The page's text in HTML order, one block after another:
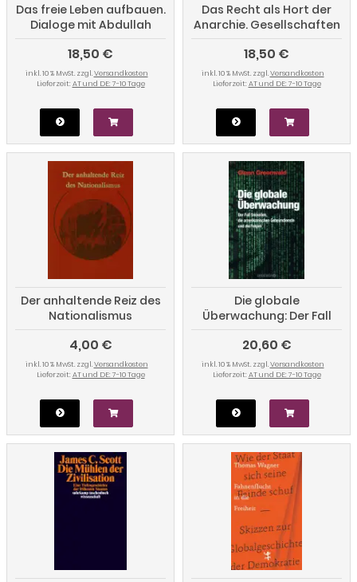
Das freie Leben aufbauen.
Dialoge mit Abdullah
Öcalan
18,50 €
inkl. 10 % MwSt. zzgl.Versandkosten
Lieferzeit: AT und DE: 7-10 Tage
Das Recht als Hort der
Anarchie. Gesellschaften
ohne Herrschaft und
Staat
18,50 €
inkl. 10 % MwSt. zzgl.Versandkosten
Lieferzeit: AT und DE: 7-10 Tage
Der anhaltende Reiz des
Nationalismus
4,00 €
inkl. 10 % MwSt. zzgl.Versandkosten
Lieferzeit: AT und DE: 7-10 Tage
Die globale
Überwachung: Der Fall
Snowden, die
amerikanischen
Geheimdienste und die
Folgen
20,60 €
inkl. 10 % MwSt. zzgl.Versandkosten
Lieferzeit: AT und DE: 7-10 Tage